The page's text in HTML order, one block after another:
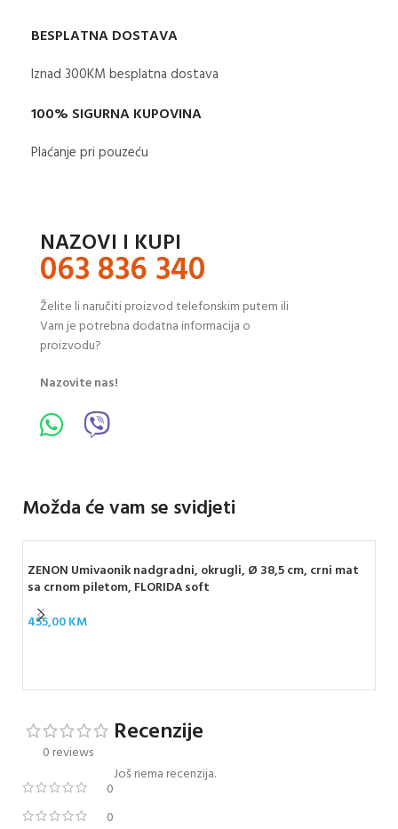
BESPLATNA DOSTAVA
Iznad 300KM besplatna dostava​
100% SIGURNA KUPOVINA
Plaćanje pri pouzeću
NAZOVI I KUPI
063 836 340
Želite li naručiti proizvod telefonskim putem ili
Vam je potrebna dodatna informacija o
proizvodu?
Nazovite nas!
Možda će vam se svidjeti
ZENON Umivaonik nadgradni, okrugli, Ø 38,5 cm, crni mat
sa crnom piletom, FLORIDA soft
455,00KM
0 reviews
0
0
Recenzije
Još nema recenzija.